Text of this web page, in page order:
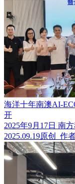
海洋十年南澳AI-
开
2025年9月17日 南
2025.09.19原创 作